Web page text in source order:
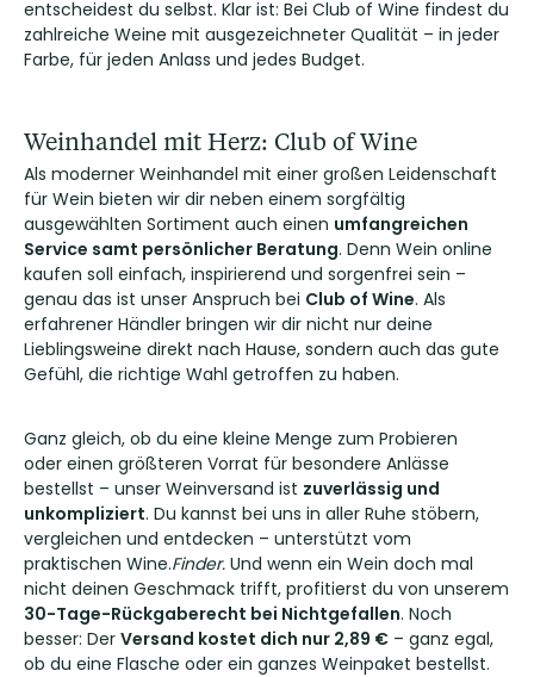
entscheidest du selbst. Klar ist: Bei Club of Wine findest du
zahlreiche Weine mit ausgezeichneter Qualität – in jeder
Farbe, für jeden Anlass und jedes Budget.
Weinhandel mit Herz: Club of Wine
Als moderner Weinhandel mit einer großen Leidenschaft
für Wein bieten wir dir neben einem sorgfältig
ausgewählten Sortiment auch einen umfangreichen
Service samt persönlicher Beratung. Denn Wein online
kaufen soll einfach, inspirierend und sorgenfrei sein –
genau das ist unser Anspruch bei Club of Wine. Als
erfahrener Händler bringen wir dir nicht nur deine
Lieblingsweine direkt nach Hause, sondern auch das gute
Gefühl, die richtige Wahl getroffen zu haben.
Ganz gleich, ob du eine kleine Menge zum Probieren
oder einen größteren Vorrat für besondere Anlässe
bestellst – unser Weinversand ist zuverlässig und
unkompliziert. Du kannst bei uns in aller Ruhe stöbern,
vergleichen und entdecken – unterstützt vom
praktischen Wine.Finder. Und wenn ein Wein doch mal
nicht deinen Geschmack trifft, profitierst du von unserem
30-Tage-Rückgaberecht bei Nichtgefallen. Noch
besser: Der Versand kostet dich nur 2,89 € – ganz egal,
ob du eine Flasche oder ein ganzes Weinpaket bestellst.